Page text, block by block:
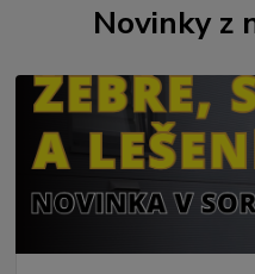
Novinky z